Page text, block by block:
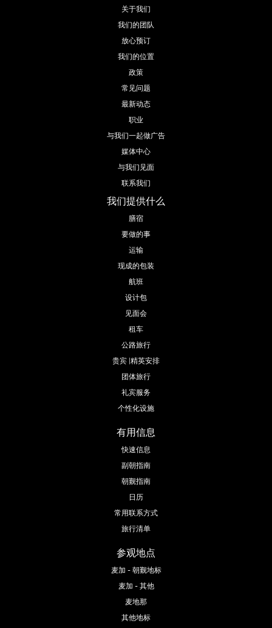
关于我们
我们的团队
放心预订
我们的位置
政策
常见问题
最新动态
职业
与我们一起做广告
媒体中心
与我们见面
联系我们
我们提供什么
膳宿
要做的事
运输
现成的包装
航班
设计包
见面会
租车
公路旅行
贵宾 |精英安排
团体旅行
礼宾服务
个性化设施
有用信息
快速信息
副朝指南
朝觐指南
日历
常用联系方式
旅行清单
参观地点
麦加 - 朝觐地标
麦加 - 其他
麦地那
其他地标